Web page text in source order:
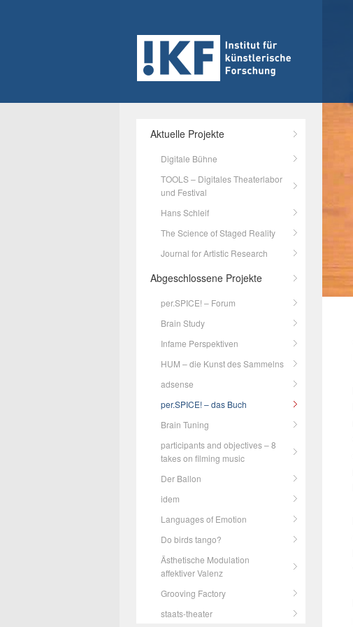
Aktuelle Projekte
Digitale Bühne
TOOLS – Digitales Theaterlabor
und Festival
Hans Schleif
The Science of Staged Reality
Journal for Artistic Research
Abgeschlossene Projekte
per.SPICE! – Forum
Brain Study
Infame Perspektiven
HUM – die Kunst des Sammelns
adsense
per.SPICE! – das Buch
Brain Tuning
participants and objectives – 8
takes on filming music
Der Ballon
idem
Languages of Emotion
Do birds tango?
Ästhetische Modulation
affektiver Valenz
Grooving Factory
staats-theater